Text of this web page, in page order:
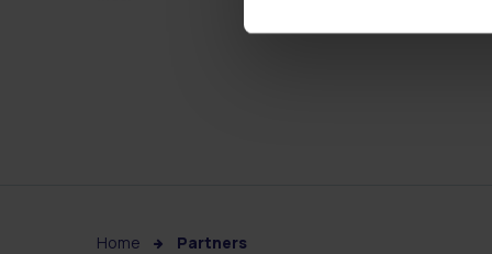
Home Partners